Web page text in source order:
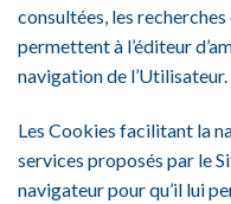
consultées, les
permettent à l’éditeur
navigation de l’Utilisateur.
Les Cookies facilitant la
services proposés par le
navigateur pour qu’il lui